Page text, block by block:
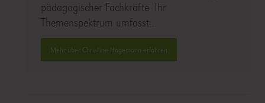
pädagogischer Fachkräfte. Ihr
Themenspektrum umfasst…
Mehr über Christine Hagemann erfahren